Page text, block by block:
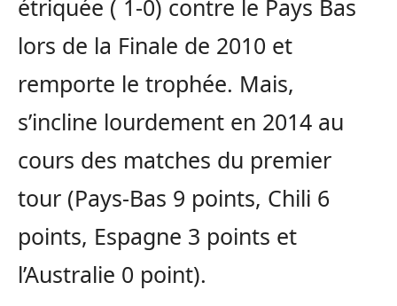
étriquée ( 1-0) contre le Pays Bas
lors de la Finale de 2010 et
remporte le trophée. Mais,
s’incline lourdement en 2014 au
cours des matches du premier
tour (Pays-Bas 9 points, Chili 6
points, Espagne 3 points et
l’Australie 0 point).